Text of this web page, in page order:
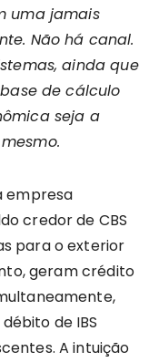
uma jamais
Não há canal.
ainda que
de cálculo
seja a
empresa
credor de CBS
para o exterior
geram crédito
de IBS
A intuição